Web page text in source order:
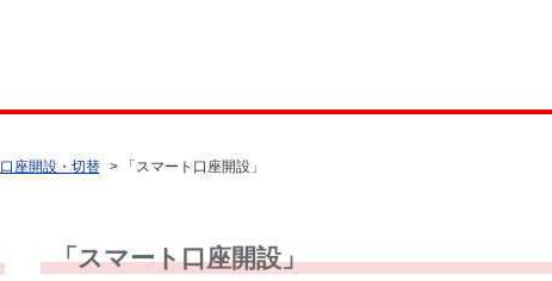
口座開設・切替 > 「スマート口座開設」
「スマート口座開設」